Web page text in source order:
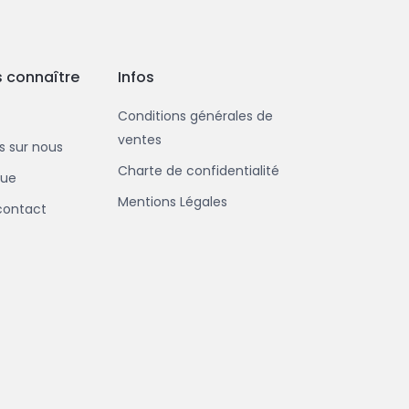
connaître
sur nous
Infos
Conditions générales de
ventes
Charte de confidentialité
Mentions Légales